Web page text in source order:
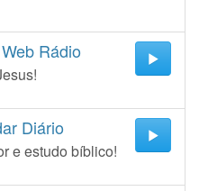
Rádio
Diário
e estudo bíblico!